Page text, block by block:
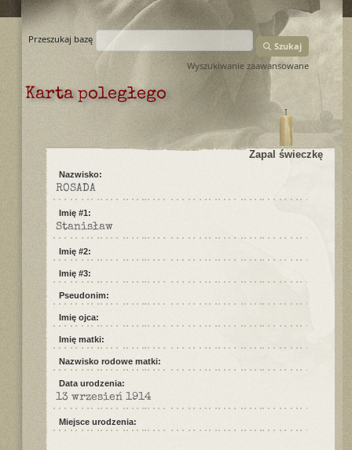
Przeszukaj bazę
Szukaj
Wyszukiwanie zaawansowane
Karta poległego
Zapal świeczkę
Nazwisko:
ROSADA
Imię #1:
Stanisław
Imię #2:
Imię #3:
Pseudonim:
Imię ojca:
Imię matki:
Nazwisko rodowe matki:
Data urodzenia:
13 wrzesień 1914
Miejsce urodzenia: